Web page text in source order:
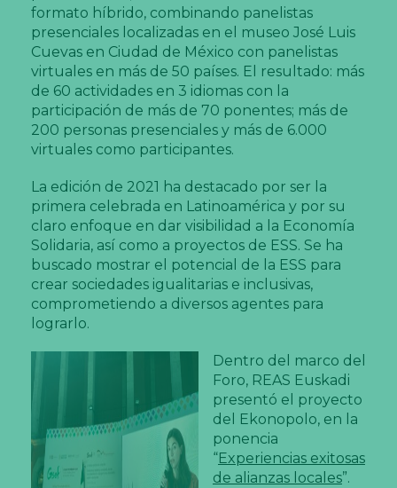
formato híbrido, combinando panelistas
presenciales localizadas en el museo José Luis
Cuevas en Ciudad de México con panelistas
virtuales en más de 50 países. El resultado: más
de 60 actividades en 3 idiomas con la
participación de más de 70 ponentes; más de
200 personas presenciales y más de 6.000
virtuales como participantes.
La edición de 2021 ha destacado por ser la
primera celebrada en Latinoamérica y por su
claro enfoque en dar visibilidad a la Economía
Solidaria, así como a proyectos de ESS. Se ha
buscado mostrar el potencial de la ESS para
crear sociedades igualitarias e inclusivas,
comprometiendo a diversos agentes para
lograrlo.
Dentro del marco del
Foro, REAS Euskadi
presentó el proyecto
del Ekonopolo, en la
ponencia
“Experiencias exitosas
de alianzas locales”.